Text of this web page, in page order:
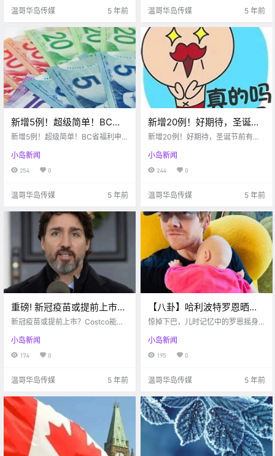
温哥华岛传媒 5 年前 温哥华岛传媒 5 年前
新增5例！超级简单！BC省
福利申请通道已开启！手把
利！！
新增5例！超级简单！BC省福利申
取$1000福利！！
小岛新闻
254 0
温哥华岛传媒 5 年前
新增20例！好期待，圣诞节
前有可能收到1000刀疫情福
罚…
新增20例！好期待，圣诞节前有可
人拒戴口罩被罚...
小岛新闻
244 0
温哥华岛传媒 5 年前
重磅! 新冠疫苗或提前上市
Costco免费打! 加拿大人均
新冠疫苗或提前上市？Costco能免
小岛新闻
174 0
温哥华岛传媒 5 年前
【八卦】​哈利波特罗恩晒
娃,32岁变奶爸；网友：印象
惊掉下巴，儿时记忆中的罗恩摇身
小岛新闻
195 0
温哥华岛传媒 5 年前